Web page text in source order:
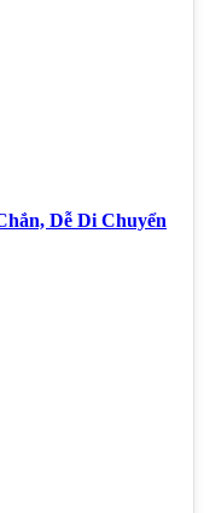
Dễ Di Chuyển